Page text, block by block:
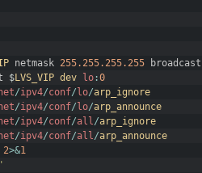
netmask 255.255.255.255 broadcast
$LVS_VIP dev lo :0
/ipv4/conf/ lo/arp_ignore
/ipv4/conf/ lo/arp_announce
/ipv4/conf/all/arp_ignore
/ipv4/conf/all/arp_announce
2>&1